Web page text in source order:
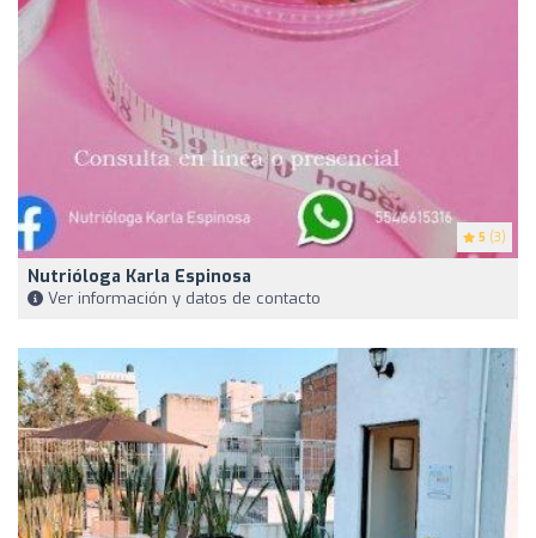
5 (3)
Nutrióloga Karla Espinosa
Ver información y datos de contacto